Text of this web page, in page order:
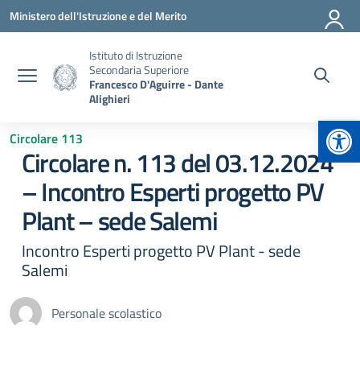
Vai ai contenuti
Vai al menu di navigazione
Vai al footer
Ministero dell'Istruzione e del Merito
Istituto di Istruzione
Secondaria Superiore
Francesco D'Aguirre - Dante
Alighieri
Circolare 113
Circolare n. 113 del 03.12.2024
– Incontro Esperti progetto PV
Plant – sede Salemi
Incontro Esperti progetto PV Plant - sede
Salemi
Personale scolastico